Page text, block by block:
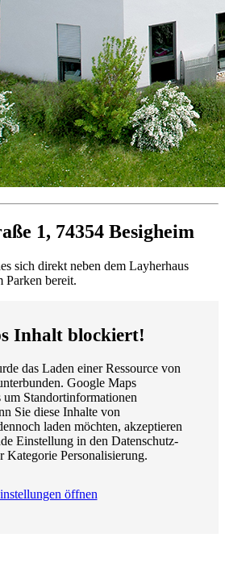
1, 74354 Besigheim
sich direkt neben dem Layherhaus
Parken bereit.
Inhalt blockiert!
das Laden einer Ressource von
Google Maps
Standortinformationen
Sie diese Inhalte von
laden möchten, akzeptieren
Einstellung in den Datenschutz-
Kategorie Personalisierung.
öffnen